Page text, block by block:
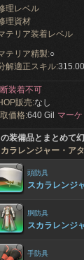
理レベル
理資材
テリア装着レベル
テリア精製:○
解適正スキル:315.00
装着不可
販売:なし
価格:640 Gil マー
装備品とまとめて
ラレンジャー・ア
頭防具
スカラレンジ
胴防具
スカラレンジ
手防具